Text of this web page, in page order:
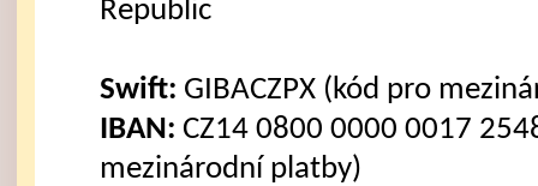
Republic
Swift: GIBACZPX (kód pro
IBAN: CZ14 0800 0000 0017
mezinárodní platby)